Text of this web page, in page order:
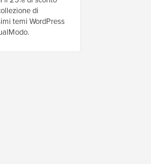
di
temi WordPress